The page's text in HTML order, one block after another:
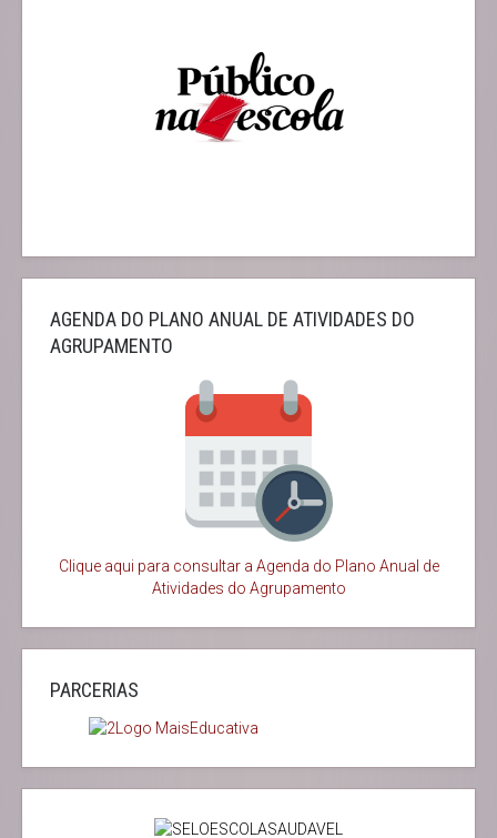
AGENDA DO PLANO ANUAL DE ATIVIDADES DO
AGRUPAMENTO
Clique aqui para consultar a Agenda do Plano Anual de
Atividades do Agrupamento
PARCERIAS